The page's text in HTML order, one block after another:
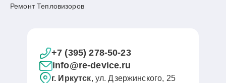
Ремонт Тепловизоров
+7 (395) 278-50-23
info@re-device.ru
г. Иркутск, ул. Дзержинского, 25